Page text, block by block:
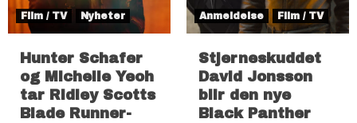
Film / TV Nyheter
Hunter Schafer
og Michelle Yeoh
tar Ridley Scotts
Blade Runner-
Anmeldelse Film / TV
Stjerneskuddet
David Jonsson
blir den nye
Black Panther